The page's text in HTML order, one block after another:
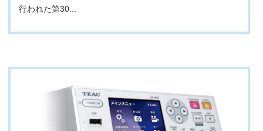
行われた第30...